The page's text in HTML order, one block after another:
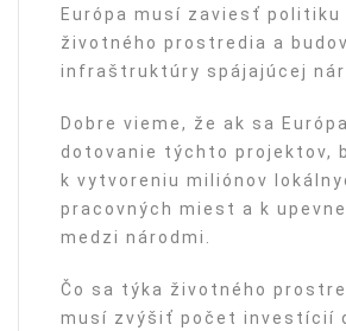
Európa musí zaviesť politiku
životného prostredia a
infraštruktúry spájajúcej
Dobre vieme, že ak sa
dotovanie týchto projektov,
k vytvoreniu miliónov
pracovných miest a k
medzi národmi.
Čo sa týka životného
musí zvýšiť počet investícií